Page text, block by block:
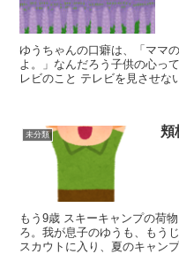
ゆうちゃんの口癖は、「ママ
よ。」なんだろう子供の心っ
レビのこと テレビを見させな
未分類 頬
もう9歳 スキーキャンプの荷
ろ。我が息子のゆうも、もう
スカウトに入り、夏のキャン